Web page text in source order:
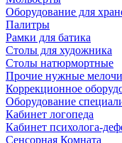
Оборудование для
Палитры
Рамки для батика
Столы для художника
Столы натюрмортные
Прочие нужные мелочи
Коррекционное
Оборудование
Кабинет логопеда
Кабинет психолога-
Сенсорная Комната